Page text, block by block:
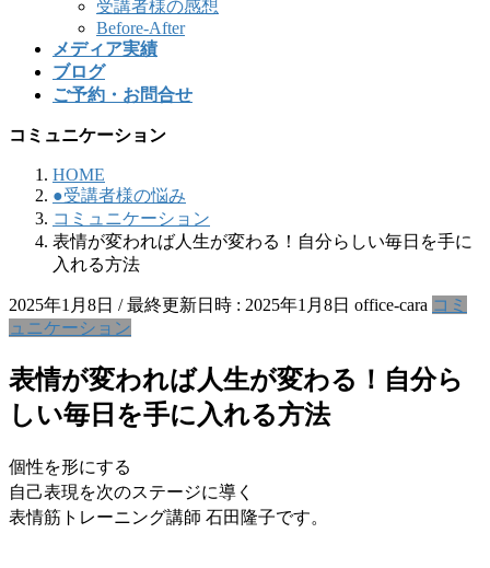
受講者様の感想
Before-After
メディア実績
ブログ
ご予約・お問合せ
コミュニケーション
HOME
●受講者様の悩み
コミュニケーション
表情が変われば人生が変わる！自分らしい毎日を手に
入れる方法
2025年1月8日 / 最終更新日時 : 2025年1月8日 office-cara コミ
ュニケーション
表情が変われば人生が変わる！自分ら
しい毎日を手に入れる方法
個性を形にする
自己表現を次のステージに導く
表情筋トレーニング講師 石田隆子です。